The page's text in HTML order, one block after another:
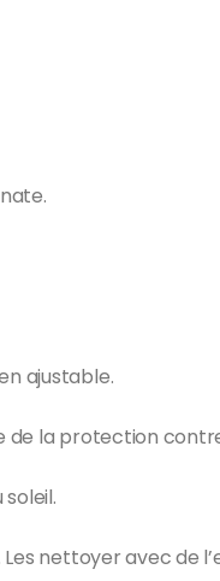
ajustable.
de la protection
nettoyer avec de